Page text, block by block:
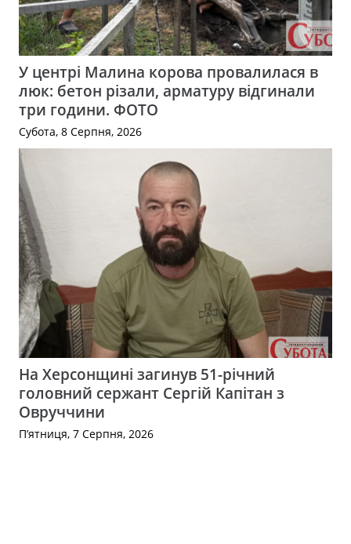
У центрі Малина корова провалилася в
люк: бетон різали, арматуру відгинали
три години. ФОТО
Субота, 8 Серпня, 2026
На Херсонщині загинув 51-річний
головний сержант Сергій Капітан з
Овруччини
П’ятниця, 7 Серпня, 2026